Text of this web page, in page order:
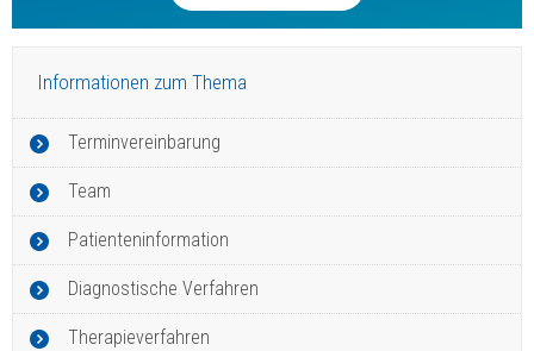
Informationen zum Thema
Terminvereinbarung
Team
Patienteninformation
Diagnostische Verfahren
Therapieverfahren